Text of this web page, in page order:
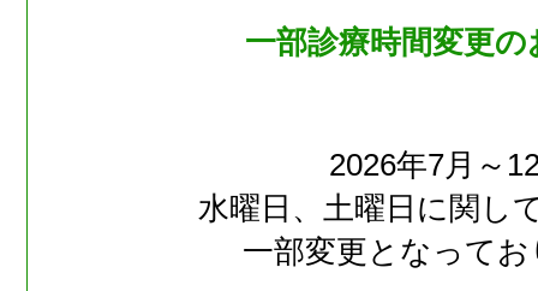
一部診療時間変更
2026年7月～
水曜日、土曜日に関し
一部変更となって